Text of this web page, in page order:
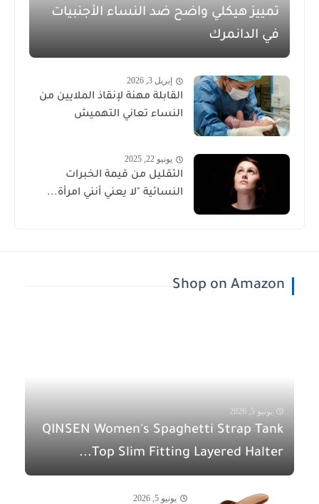
تمييز هيكلي واضح ضد النساء الأجنبيات
في الدانمرك
إبريل 3, 2026
القابلة مهنة لإنقاذ الملايين من
النساء تعاني التهميش
يونيو 22, 2025
التقليل من قيمة الخبرات
النسائية "لا يعني أنني امرأة...
Shop on Amazon
يونيو 5, 2026
QINSEN Women's Spaghetti Strap Tank
Top Slim Fitting Layered Halter...
يونيو 5, 2026